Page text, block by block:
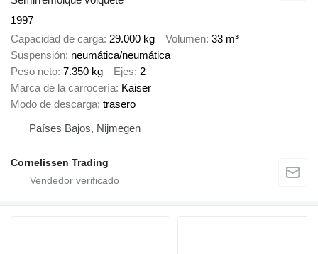
1997
Capacidad de carga 29.000 kg Volumen 33 m³
Suspensión neumática/neumática
Peso neto 7.350 kg Ejes 2
Marca de la carrocería Kaiser
Modo de descarga trasero
Países Bajos, Nijmegen
Cornelissen Trading